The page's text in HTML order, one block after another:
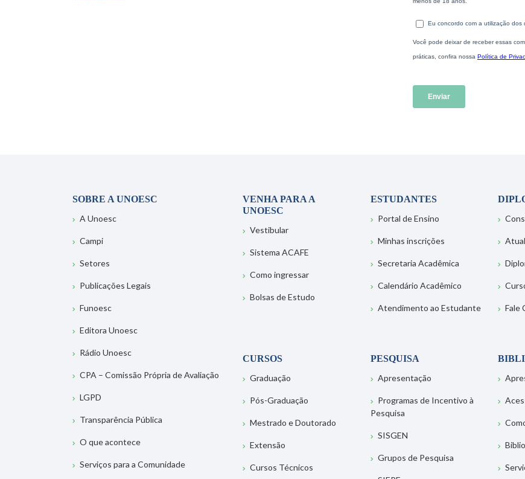
SOBRE A UNOESC
A Unoesc
Campi
Setores
Publicações Legais
Funoesc
Editora Unoesc
Rádio Unoesc
CPA – Comissão Própria de Avaliação
LGPD
Transparência Pública
O que acontece
Serviços para a Comunidade
VENHA PARA A
UNOESC
Vestibular
Sistema ACAFE
Como ingressar
Bolsas de Estudo
ESTUDANTES
Portal de Ensino
Minhas inscrições
Secretaria Acadêmica
Calendário Acadêmico
Atendimento ao Estudante Fale
CURSOS
Graduação
Pós-Graduação
Mestrado e Doutorado
Extensão
Cursos Técnicos
PESQUISA
Apresentação
Programas de Incentivo à
Pesquisa
SISGEN
Grupos de Pesquisa